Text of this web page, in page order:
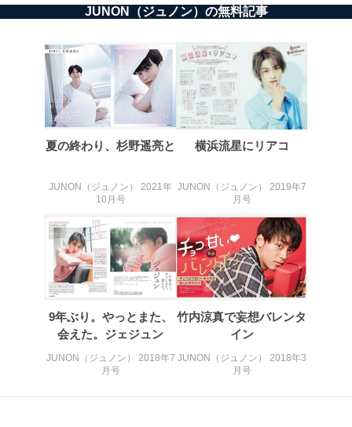
個人データを取り扱う機器等のオペレーティング
システムを最新の状態に保持しています。
ソフトウェア等を導入し、自動更新 機能等の活用
により、これを最新状態としています。
情報システムの使用に伴う漏洩等の防止
メール等により個人データの含まれるファイルを
送信する場合に、当該ファイルへのパスワードを
設定しています。
当社は、内部監査及びマネジメントレビューの機会を通
じて、個人情報保護マネジメントシステムを継続的に改
善し、常に最良の状態を維持します。
苦情及び相談受付け窓口
貴殿の個人情報及び当社の個人情報保護マネジメントシ
ステムに関するご相談及び苦情については以下までご連
絡ください。
適切、かつ迅速に対応させていただきます。
株式会社富士山マガジンサービス 個人情報問い合わせ
JUNON（ジュノン）の無料記事
夏の終わり、杉野遥亮と
JUNON（ジュノン） 2021年
10月号
横浜流星にリアコ
JUNON（ジュノン） 2019年7
月号
9年ぶり。やっとまた、
会えた。ジェジュン
JUNON（ジュノン） 2018年7
月号
竹内涼真で妄想バレンタ
イン
JUNON（ジュノン） 2018年3
月号